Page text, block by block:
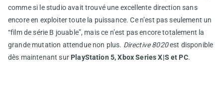
comme si le studio avait trouvé une excellente direction sans
encore en exploiter toute la puissance. Ce n’est pas seulement un
“film de série B jouable”, mais ce n’est pas encore totalement la
grande mutation attendue non plus. Directive 8020est disponible
dès maintenant sur PlayStation 5, Xbox Series X|S et PC.